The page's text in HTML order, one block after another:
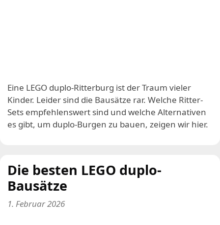
Eine LEGO duplo-Ritterburg ist der Traum vieler
Kinder. Leider sind die Bausätze rar. Welche Ritter-
Sets empfehlenswert sind und welche Alternativen
es gibt, um duplo-Burgen zu bauen, zeigen wir hier.
Die besten LEGO duplo-
Bausätze
1. Februar 2026